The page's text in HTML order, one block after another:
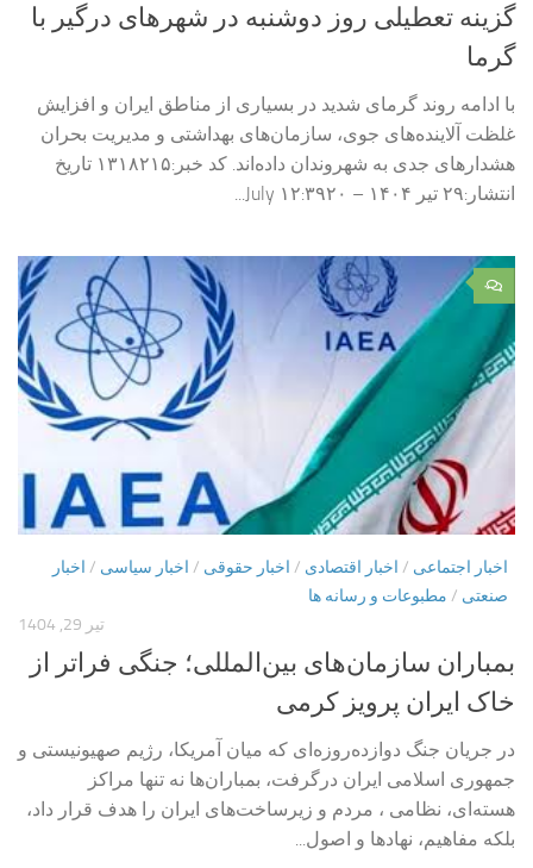
گزینه تعطیلی روز دوشنبه در شهرهای درگیر با
گرما
با ادامه روند گرمای شدید در بسیاری از مناطق ایران و افزایش
غلظت آلاینده‌های جوی، سازمان‌های بهداشتی و مدیریت بحران
هشدارهای جدی به شهروندان داده‌اند. کد خبر:۱۳۱۸۲۱۵ تاریخ
انتشار:۲۹ تیر ۱۴۰۴ – ۱۲:۳۹۲۰ July...
۰
اخبار اجتماعی / اخبار اقتصادی / اخبار حقوقی / اخبار سیاسی / اخبار
صنعتی / مطبوعات و رسانه ها
تیر 29, 1404
بمباران سازمان‌های بین‌المللی؛ جنگی فراتر از
خاک ایران پرویز کرمی
در جریان جنگ دوازده‌روزه‌ای که میان آمریکا، رژیم صهیونیستی و
جمهوری اسلامی ایران درگرفت، بمباران‌ها نه تنها مراکز
هسته‌ای، نظامی ، مردم و زیرساخت‌های ایران را هدف قرار داد،
بلکه مفاهیم، نهادها و اصول...